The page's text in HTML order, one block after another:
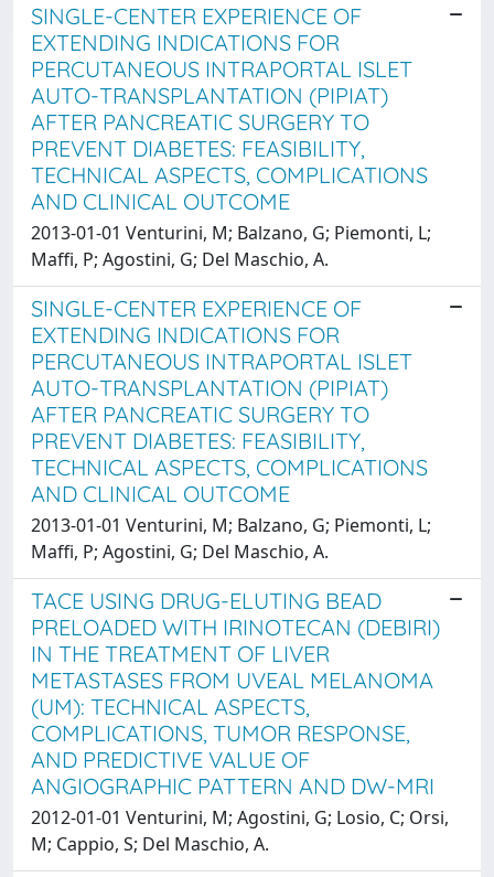
SINGLE-CENTER EXPERIENCE OF
EXTENDING INDICATIONS FOR
PERCUTANEOUS INTRAPORTAL ISLET
AUTO-TRANSPLANTATION (PIPIAT)
AFTER PANCREATIC SURGERY TO
PREVENT DIABETES: FEASIBILITY,
TECHNICAL ASPECTS, COMPLICATIONS
AND CLINICAL OUTCOME
2013-01-01 Venturini, M; Balzano, G; Piemonti, L;
Maffi, P; Agostini, G; Del Maschio, A.
SINGLE-CENTER EXPERIENCE OF
EXTENDING INDICATIONS FOR
PERCUTANEOUS INTRAPORTAL ISLET
AUTO-TRANSPLANTATION (PIPIAT)
AFTER PANCREATIC SURGERY TO
PREVENT DIABETES: FEASIBILITY,
TECHNICAL ASPECTS, COMPLICATIONS
AND CLINICAL OUTCOME
2013-01-01 Venturini, M; Balzano, G; Piemonti, L;
Maffi, P; Agostini, G; Del Maschio, A.
TACE USING DRUG-ELUTING BEAD
PRELOADED WITH IRINOTECAN (DEBIRI)
IN THE TREATMENT OF LIVER
METASTASES FROM UVEAL MELANOMA
(UM): TECHNICAL ASPECTS,
COMPLICATIONS, TUMOR RESPONSE,
AND PREDICTIVE VALUE OF
ANGIOGRAPHIC PATTERN AND DW-MRI
2012-01-01 Venturini, M; Agostini, G; Losio, C; Orsi,
M; Cappio, S; Del Maschio, A.